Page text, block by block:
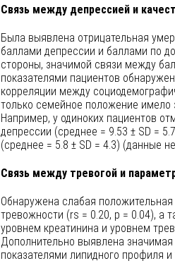
Связь между депрессией и
Была выявлена отрицательная
баллами депрессии и баллами по
стороны, значимой связи между
показателями пациентов
корреляции между
только семейное положение
Например, у одиноких пациентов
депрессии (среднее = 9.53 ± SD =
(среднее = 5.8 ± SD = 4.3) (данные
Связь между тревогой и
Обнаружена слабая
тревожности (rs = 0.20, p = 0.04), а
уровнем креатинина и уровнем
Дополнительно выявлена
показателями липидного профиля